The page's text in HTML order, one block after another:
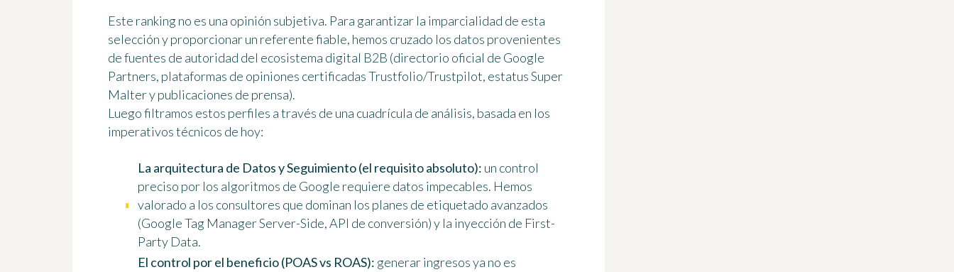
Este ranking no es una opinión subjetiva. Para garantizar la imparcialidad de esta
selección y proporcionar un referente fiable, hemos cruzado los datos provenientes
de fuentes de autoridad del ecosistema digital B2B (directorio oficial de Google
Partners, plataformas de opiniones certificadas Trustfolio/Trustpilot, estatus Super
Malter y publicaciones de prensa).
Luego filtramos estos perfiles a través de una cuadrícula de análisis, basada en los
imperativos técnicos de hoy:
La arquitectura de Datos y Seguimiento (el requisito absoluto): un control
preciso por los algoritmos de Google requiere datos impecables. Hemos
valorado a los consultores que dominan los planes de etiquetado avanzados
(Google Tag Manager Server-Side, API de conversión) y la inyección de First-
Party Data.
El control por el beneficio (POAS vs ROAS): generar ingresos ya no es